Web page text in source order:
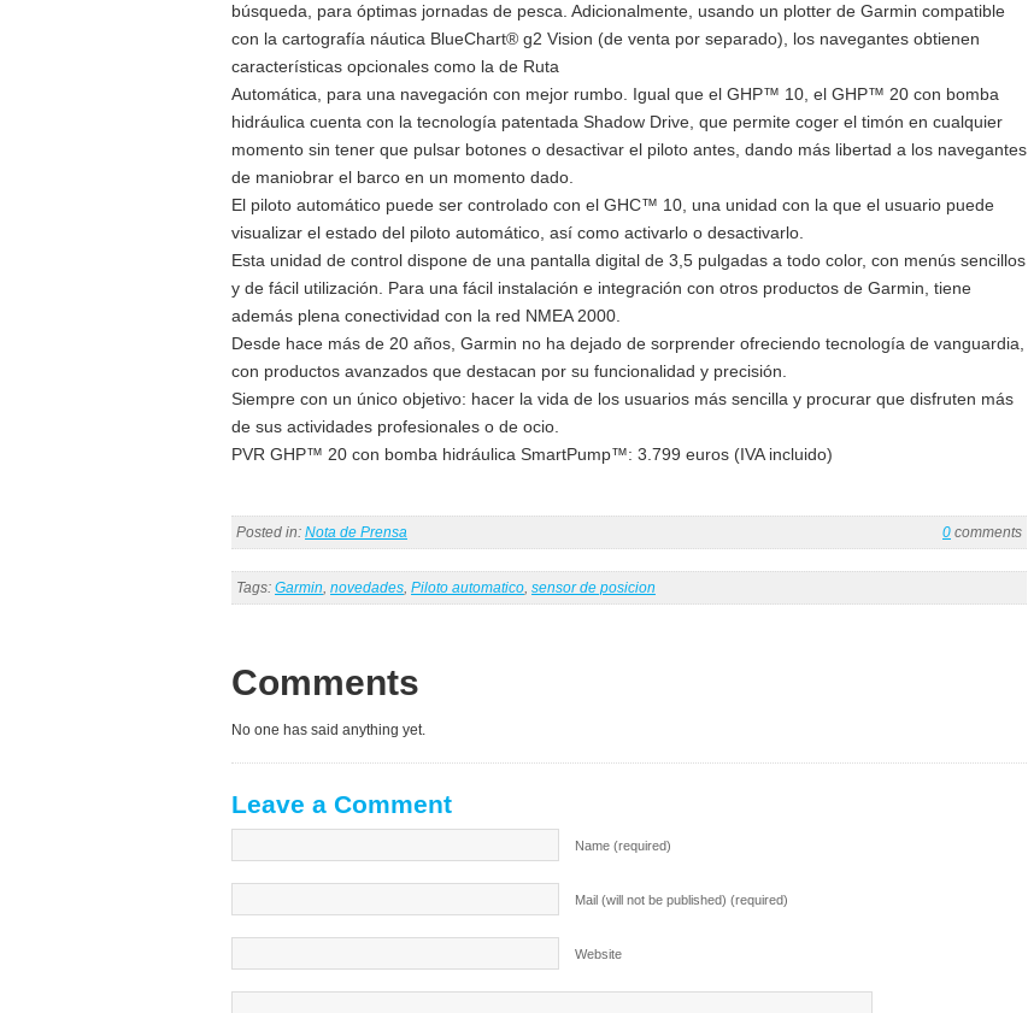
búsqueda, para óptimas jornadas de pesca. Adicionalmente, usando un plotter de Garmin compatible
con la cartografía náutica BlueChart® g2 Vision (de venta por separado), los navegantes obtienen
características opcionales como la de Ruta
Automática, para una navegación con mejor rumbo. Igual que el GHP™ 10, el GHP™ 20 con bomba
hidráulica cuenta con la tecnología patentada Shadow Drive, que permite coger el timón en cualquier
momento sin tener que pulsar botones o desactivar el piloto antes, dando más libertad a los navegantes
de maniobrar el barco en un momento dado.
El piloto automático puede ser controlado con el GHC™ 10, una unidad con la que el usuario puede
visualizar el estado del piloto automático, así como activarlo o desactivarlo.
Esta unidad de control dispone de una pantalla digital de 3,5 pulgadas a todo color, con menús sencillos
y de fácil utilización. Para una fácil instalación e integración con otros productos de Garmin, tiene
además plena conectividad con la red NMEA 2000.
Desde hace más de 20 años, Garmin no ha dejado de sorprender ofreciendo tecnología de vanguardia,
con productos avanzados que destacan por su funcionalidad y precisión.
Siempre con un único objetivo: hacer la vida de los usuarios más sencilla y procurar que disfruten más
de sus actividades profesionales o de ocio.
PVR GHP™ 20 con bomba hidráulica SmartPump™: 3.799 euros (IVA incluido)
Posted in: Nota de Prensa 0 comments
Tags: Garmin, novedades, Piloto automatico, sensor de posicion
Comments
No one has said anything yet.
Leave a Comment
Name (required)
Mail (will not be published) (required)
Website